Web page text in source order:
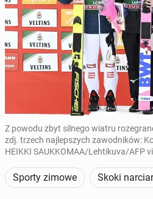
Z powodu zbyt silnego wiatru
zdj. trzech najlepszych zawodników:
HEIKKI SAUKKOMAA/Lehtikuva/AFP
Sporty zimowe Skoki